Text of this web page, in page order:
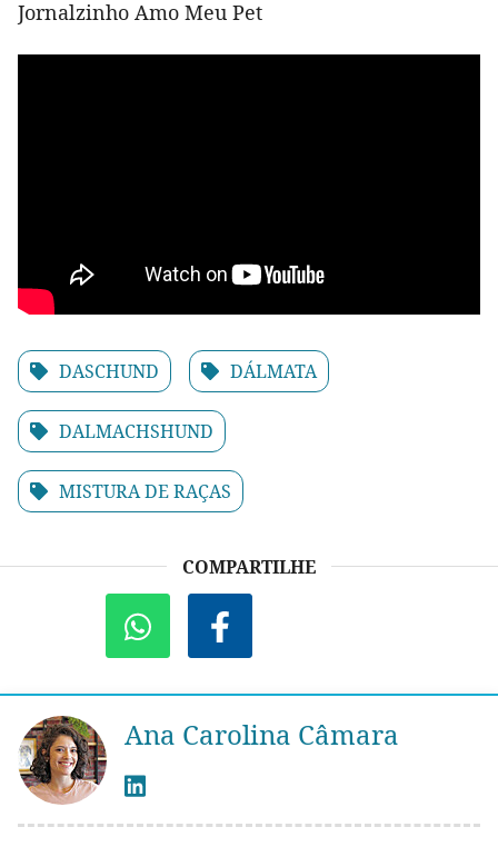
Jornalzinho Amo Meu Pet
DASCHUND DÁLMATA
DALMACHSHUND
MISTURA DE RAÇAS
COMPARTILHE
Ana Carolina Câmara